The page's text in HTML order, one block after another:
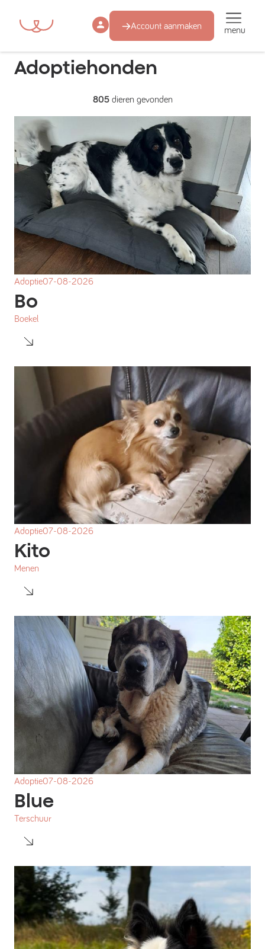
Account aanmaken menu
Adoptiehonden
805dieren gevonden
Adoptie07-08-2026
Bo
Boekel
Adoptie07-08-2026
Kito
Menen
Adoptie07-08-2026
Blue
Terschuur